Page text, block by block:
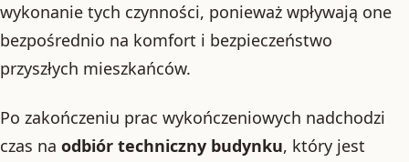
wykonanie tych czynności, ponieważ wpływają one
bezpośrednio na komfort i bezpieczeństwo
przyszłych mieszkańców.
Po zakończeniu prac wykończeniowych nadchodzi
czas na odbiór techniczny budynku, który jest